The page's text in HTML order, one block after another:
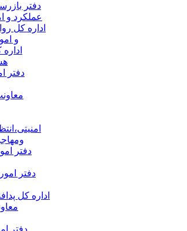
دفتر
عملکرد و
اداره کل
و
دفتر
دفتر
دفتر
اداره کل
دفتر